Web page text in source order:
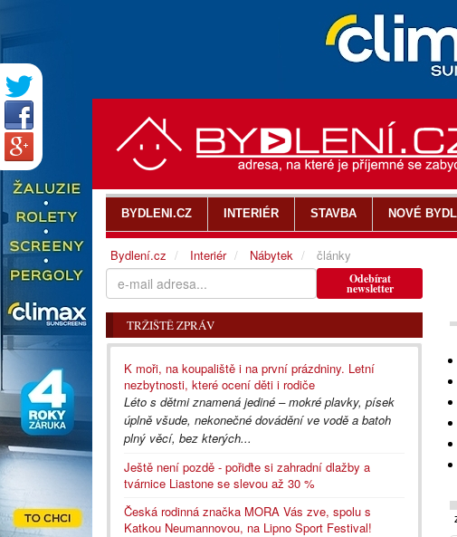
Odebírat
newsletter
TRŽIŠTĚ ZPRÁV
K moři, na koupaliště i na první prázdniny. Letní
nezbytnosti, které ocení děti i rodiče
Léto s dětmi znamená jediné – mokré plavky, písek
úplně všude, nekonečné dovádění ve vodě a batoh
plný věcí, bez kterých...
Ještě není pozdě - pořiďte si zahradní dlažby a
tvárnice Liastone se slevou až 30 %
Česká rodinná značka MORA Vás zve, spolu s
Katkou Neumannovou, na Lipno Sport Festival!
BYDLENI.CZ INTERIÉR STAVBA NOVÉ
Bydlení.cz Interiér Nábytek články